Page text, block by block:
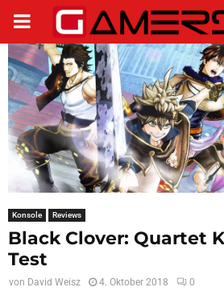
PRIMARY
MENU
Konsole Reviews
Black Clover: Quartet
Test
von David Weisz 4. Oktober 2018 0